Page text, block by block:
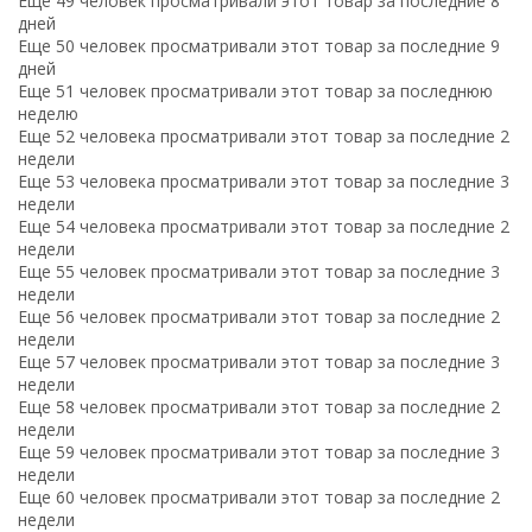
дней
Еще 50 человек просматривали этот товар за последние 9
дней
Еще 51 человек просматривали этот товар за последнюю
неделю
Еще 52 человека просматривали этот товар за последние 2
недели
Еще 53 человека просматривали этот товар за последние 3
недели
Еще 54 человека просматривали этот товар за последние 2
недели
Еще 55 человек просматривали этот товар за последние 3
недели
Еще 56 человек просматривали этот товар за последние 2
недели
Еще 57 человек просматривали этот товар за последние 3
недели
Еще 58 человек просматривали этот товар за последние 2
недели
Еще 59 человек просматривали этот товар за последние 3
недели
Еще 60 человек просматривали этот товар за последние 2
недели